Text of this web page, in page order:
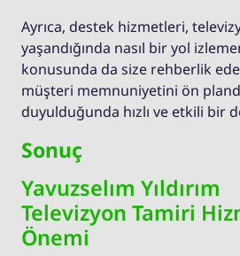
Ayrıca, destek hizmetleri,
yaşandığında nasıl bir yol
konusunda da size rehberlik
müşteri memnuniyetini ön
duyulduğunda hızlı ve etkili bir
Sonuç
Yavuzselım Yıldırım
Televizyon Tamiri
Önemi